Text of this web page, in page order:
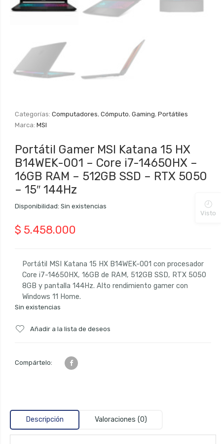
Categorías:Computadores,Cómputo,Gaming,Portátiles
Marca:MSI
Portátil Gamer MSI Katana 15 HX
B14WEK-001 – Core i7-14650HX –
16GB RAM – 512GB SSD – RTX 5050
– 15″ 144Hz
Disponibilidad: Sin existencias
$ 5.458.000
Portátil MSI Katana 15 HX B14WEK-001 con procesador
Core i7-14650HX, 16GB de RAM, 512GB SSD, RTX 5050
8GB y pantalla 144Hz. Alto rendimiento gamer con
Windows 11 Home.
Sin existencias
Añadir a la lista de deseos
Compártelo:
Descripción Valoraciones (0)
Visto